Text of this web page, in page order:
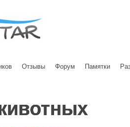
Отзывы Форум Памятки